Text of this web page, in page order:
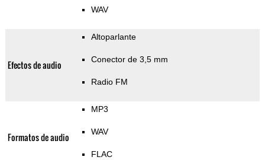
WAV
Efectos de audio
Altoparlante
Conector de 3,5 mm
Radio FM
Formatos de audio
MP3
WAV
FLAC